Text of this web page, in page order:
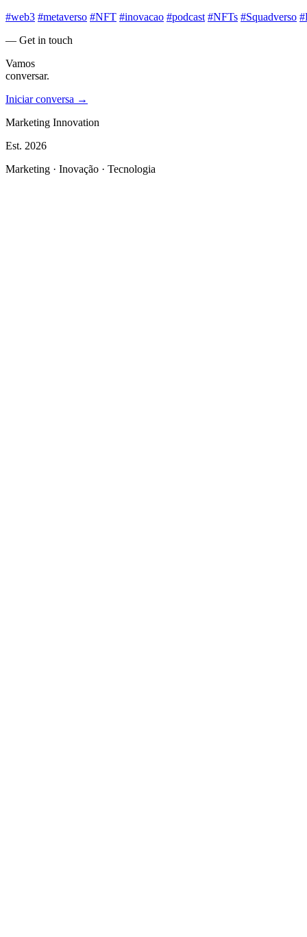
#web3 #metaverso #NFT #inovacao #podcast #NFTs #Squadverso
— Get in touch
Vamos
conversar.
Iniciar conversa →
Marketing Innovation
Est. 2026
Marketing · Inovação · Tecnologia